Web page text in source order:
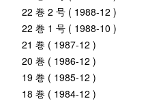
22 巻 2 号 ( 1988-12 )
22 巻 1 号 ( 1988-10 )
21 巻 ( 1987-12 )
20 巻 ( 1986-12 )
19 巻 ( 1985-12 )
18 巻 ( 1984-12 )